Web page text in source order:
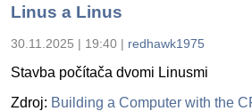
Linus a Linus
30.11.2025 | 19:40 | redhawk1975
Stavba počítača dvomi Linusmi
Zdroj: Building a Computer with the